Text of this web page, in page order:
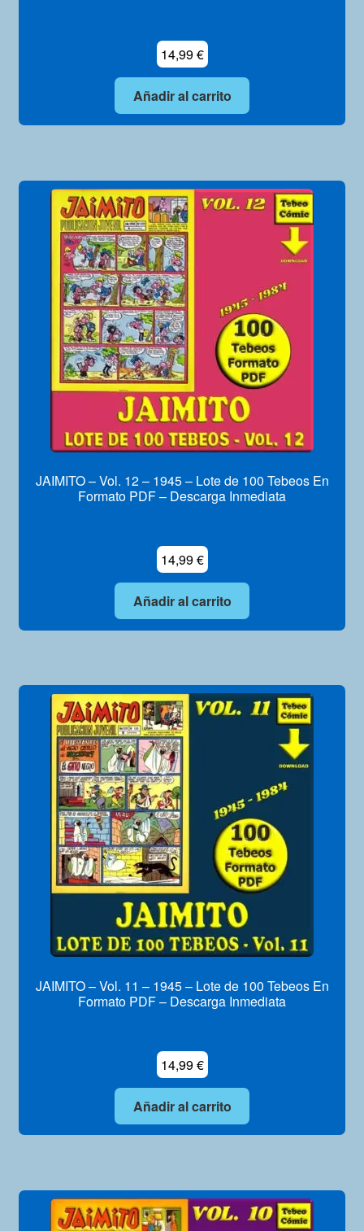
14,99€
Añadir al carrito
JAIMITO – Vol. 12 – 1945 – Lote de 100 Tebeos En
Formato PDF – Descarga Inmediata
14,99€
Añadir al carrito
JAIMITO – Vol. 11 – 1945 – Lote de 100 Tebeos En
Formato PDF – Descarga Inmediata
14,99€
Añadir al carrito